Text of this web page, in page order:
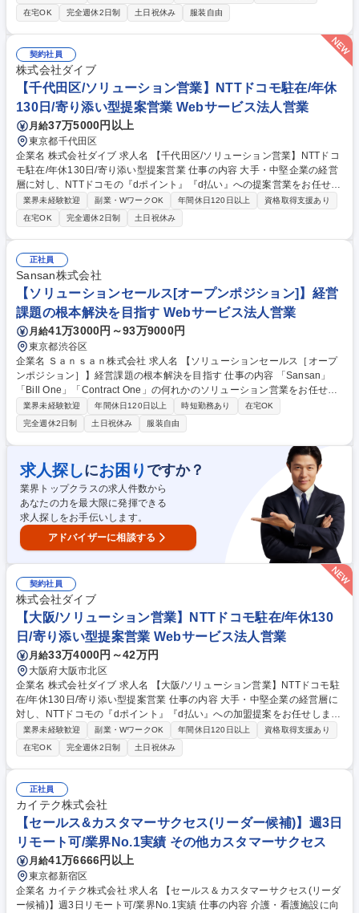
ルティング営業ポジションです。 【詳細】■自社アドプラットフォーム
「Zucks」を活用し、課題ヒアリングから広告企画・提案・運用改善まで
一貫して実施 ■データ分析や仮説検証をもとに、収益拡大や広告効果向上
に向けたコンサルティング■既存顧客への提案に加え、新規メディアの開
拓や導入支援にも携われる機会があり、事業成長を推進 募集職種 業界経
験不問【メディアセールス】自社広告プラットフォーム活用/NTTドコモG
在宅OK
完全週休2日制 土日祝休み 服装自由
契約社員
株式会社ダイブ
【千代田区/ソリューション営業】NTTドコモ駐在/年休
130日/寄り添い型提案営業 Webサービス法人営業
月給37万5000円以上
東京都千代田区
企業名 株式会社ダイブ 求人名 【千代田区/ソリューション営業】NTTドコ
モ駐在/年休130日/寄り添い型提案営業 仕事の内容 大手・中堅企業の経営
層に対し、NTTドコモの『dポイント』『d払い』への提案営業をお任せし
ます。NTTドコモのパートナーとして営業していただくのでアプローチも
スムーズ◎将来的には正社員も目指せます！ 【業務概要】『dポイント』
『d払い』加盟を提案するソリューション営業 ■新規開拓：経営幹部層へ
加盟による課題解決を提案する ■導入・拡大：契約後の手配調整やサービ
ス導入後の各種販促企画等 【営業形態】■適性によりアサインできる部署
へ配属 ■ノルマはございませんが、目標はあり ■ただ営業するのではな
く、ヒアリングを通しお客様の求めるものを提案営業 募集職種 【千代田
区/ソリューション営業】NTTドコモ駐在/年休130日/寄り添い型提案営業
業界未経験歓迎 副業・WワークOK 年間休日120日以上
資格取得支援あり
在宅OK
完全週休2日制 土日祝休み
正社員
Sansan株式会社
【ソリューションセールス[オープンポジション]】経営
課題の根本解決を目指す Webサービス法人営業
月給41万3000円～93万9000円
東京都渋谷区
企業名 Ｓａｎｓａｎ株式会社 求人名 【ソリューションセールス［オープ
ンポジション］】経営課題の根本解決を目指す 仕事の内容 「Sansan」
「Bill One」「Contract One」の何れかのソリューション営業をお任せし
ます。単なるプロダクトの導入提案にとどまらず、顧客企業の経営課題を
根本から解決に繋げていただきます。 【ソリューションセールス】■イン
サイドセールスが獲得した商談の対応（顧客の事業状況や業務フローのヒ
アリング・問題点の抽出・解決すべき課題の訴求・サービス紹介 等）■初
回商談から契約獲得に関わる各種対応（顧客担当者へのフォローアップ・
顧客決裁層へのアプローチ・社内関係者への協業依頼）【エンタープライ
ズセールス】■アカウントプランの設計と実行（事業構造・課題の把握～
複数部門・役職者へのアプローチ） 募集職種 【ソリューションセールス
［オープンポジション］】経営課題の根本解決を目指す
業界未経験歓迎 年間休日120日以上 時短勤務あり
在宅OK
完全週休2日制
土日祝休み 服装自由
求人探しにお困り ですか？
業界トップクラスの求人件数から
あなたの力を最大限に発揮できる
求人探しをお手伝いします。
アドバイザーに相談する
契約社員
株式会社ダイブ
【大阪/ソリューション営業】NTTドコモ駐在/年休130
日/寄り添い型提案営業 Webサービス法人営業
月給33万4000円～42万円
大阪府大阪市北区
企業名 株式会社ダイブ 求人名 【大阪/ソリューション営業】NTTドコモ駐
在/年休130日/寄り添い型提案営業 仕事の内容 大手・中堅企業の経営層に
対し、NTTドコモの『dポイント』『d払い』への加盟提案をお任せしま
す。NTTドコモのパートナーとして営業していただくのでアプローチもス
ムーズ◎将来的には正社員も目指せます！ 【業務概要】『dポイント』
『d払い』加盟を提案するソリューション営業 ■新規開拓：経営幹部層へ
加盟による課題解決を提案する ■導入・拡大：契約後の手配調整やサービ
ス導入後の各種販促企画等 【営業形態】■適性によりアサインできる部署
へ配属 ■ノルマはございませんが、目標はあり ■ただ営業するのではな
く、ヒアリングを通しお客様の求めるものを提案営業 募集職種 【大阪/ソ
リューション営業】NTTドコモ駐在/年休130日/寄り添い型提案営業
業界未経験歓迎 副業・WワークOK 年間休日120日以上
資格取得支援あり
在宅OK
完全週休2日制 土日祝休み
正社員
カイテク株式会社
【セールス&カスタマーサクセス(リーダー候補)】週3日
リモート可/業界No.1実績 その他カスタマーサクセス
月給41万6666円以上
東京都新宿区
企業名 カイテク株式会社 求人名 【セールス＆カスタマーサクセス(リーダ
ー候補)】週3日リモート可/業界No.1実績 仕事の内容 介護・看護施設に向